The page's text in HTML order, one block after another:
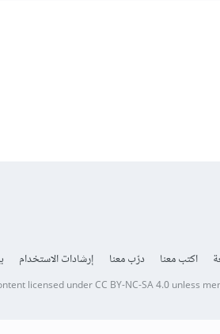
اكتب معنا درّب معنا إرشادات الاستخدام
licensed underCC BY-NC-SA 4.0unless